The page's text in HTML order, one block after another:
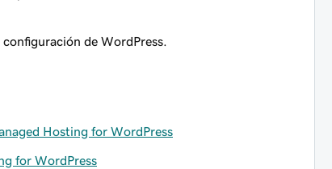
de WordPress.
Hosting for WordPress
for WordPress